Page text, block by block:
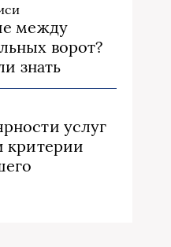
между
ворот?
знать
услуг
критерии